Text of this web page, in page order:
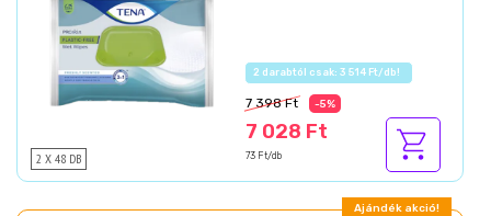
2 X 48 DB
Az akció részletei
7 398 Ft -5%
7 028 Ft
73 Ft/db
Ajándék akció!